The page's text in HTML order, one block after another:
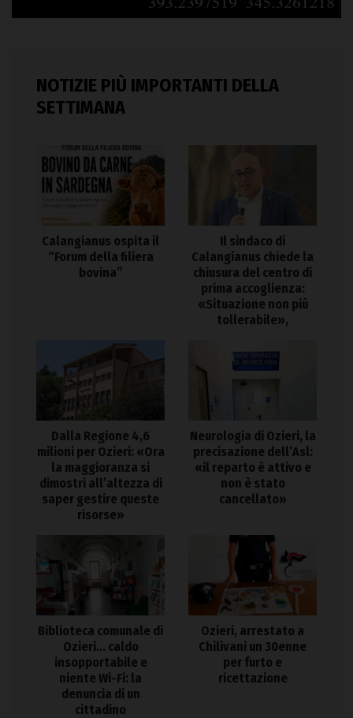
NOTIZIE PIÙ IMPORTANTI DELLA
SETTIMANA
Calangianus ospita il
“Forum della filiera
bovina”
Il sindaco di
Calangianus chiede la
chiusura del centro di
prima accoglienza:
«Situazione non più
tollerabile»,
Dalla Regione 4,6
milioni per Ozieri: «Ora
la maggioranza si
dimostri all’altezza di
saper gestire queste
risorse»
Neurologia di Ozieri, la
precisazione dell’Asl:
«il reparto è attivo e
non è stato
cancellato»
Biblioteca comunale di
Ozieri… caldo
insopportabile e
niente Wi-Fi: la
denuncia di un
cittadino
Ozieri, arrestato a
Chilivani un 30enne
per furto e
ricettazione